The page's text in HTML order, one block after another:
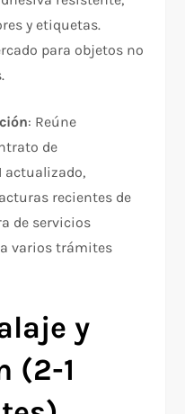
y etiquetas.
para objetos no
: Reúne
de
actualizado,
recientes de
de servicios
varios trámites
y
(2-1